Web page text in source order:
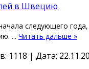
в Швецию
следующего года,
... Читать дальше »
1118 | Дата: